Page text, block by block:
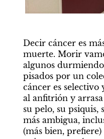
Decir cáncer es
muerte. Morir
algunos
pisados por un
cáncer es selectivo
al anfitrión y
su pelo, su psiquis,
más ambigua,
(más bien,